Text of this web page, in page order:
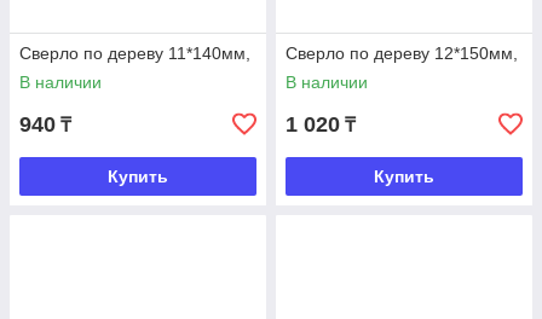
Сверло по дереву 11*140мм,
В наличии
940 ₸
Купить
Сверло по дереву 12*150мм,
В наличии
1 020 ₸
Купить